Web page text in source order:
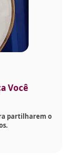
Você
partilharem o